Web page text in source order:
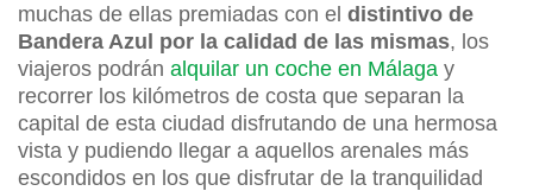
muchas de ellas premiadas con el distintivo de
Bandera Azul por la calidad de las mismas, los
viajeros podrán alquilar un coche en Málaga y
recorrer los kilómetros de costa que separan la
capital de esta ciudad disfrutando de una hermosa
vista y pudiendo llegar a aquellos arenales más
escondidos en los que disfrutar de la tranquilidad